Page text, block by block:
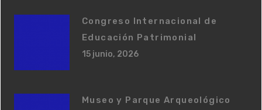
Congreso Internacional de
Educación Patrimonial
15 junio, 2026
Museo y Parque Arqueológico